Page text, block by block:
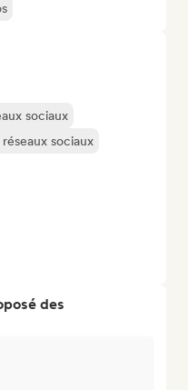
sociaux
sociaux
des